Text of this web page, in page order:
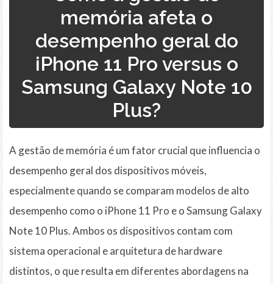
memória afeta o
desempenho geral do
iPhone 11 Pro versus o
Samsung Galaxy Note 10
Plus?
A gestão de memória é um fator crucial que influencia o
desempenho geral dos dispositivos móveis,
especialmente quando se comparam modelos de alto
desempenho como o iPhone 11 Pro e o Samsung Galaxy
Note 10 Plus. Ambos os dispositivos contam com
sistema operacional e arquitetura de hardware
distintos, o que resulta em diferentes abordagens na